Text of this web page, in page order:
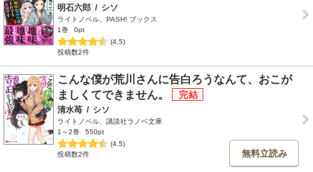
明石六郎 / シソ
ライトノベル、PASH! ブックス
1巻
0pt
(4.5)
投稿数2件
こんな僕が荒川さんに告白ろうなんて、おこが
ましくてできません。
清水苺 / シソ
ライトノベル、講談社ラノベ文庫
1～2巻
550pt
(4.5)
投稿数2件
無料立読み